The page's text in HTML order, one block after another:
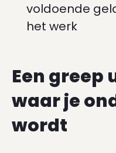
voldoende
het werk
Een greep
waar je
wordt